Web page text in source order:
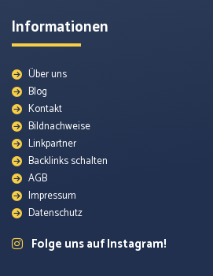
Lexikon
Themenunterseiten
Arbeitsblätter
Informationen
Über uns
Blog
Kontakt
Bildnachweise
Linkpartner
Backlinks schalten
AGB
Impressum
Datenschutz
Folge uns auf Instagram!